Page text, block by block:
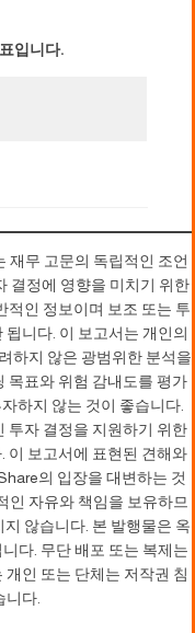
입니다.
재무 고문의 독립적인 조언
결정에 영향을 미치기 위한
적인 정보이며 보조 또는 투
니다. 이 보고서는 개인의
하지 않은 광범위한 분석을
목표와 위험 감내도를 평가
하지 않는 것이 좋습니다.
투자 결정을 지원하기 위한
이 보고서에 표현된 견해와
의 입장을 대변하는 것
인 자유와 책임을 보유하므
않습니다. 본 발행물은 옥
다. 무단 배포 또는 복제는
인 또는 단체는 저작권 침
니다.